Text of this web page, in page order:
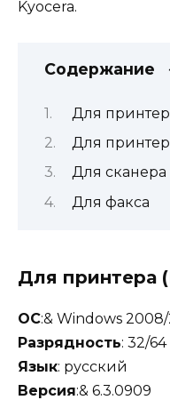
Kyocera.
Содержание
Для
Для
Для сканера
Для факса
Для принтера
ОС:& Windows 2008/
Разрядность: 32/64
Язык: русский
Версия:& 6.3.0909